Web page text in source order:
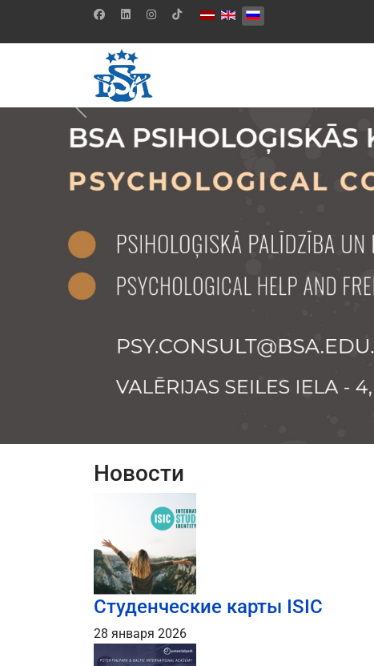
Выберите язык
Previous
Новости
Студенческие карты ISIC
28 января 2026